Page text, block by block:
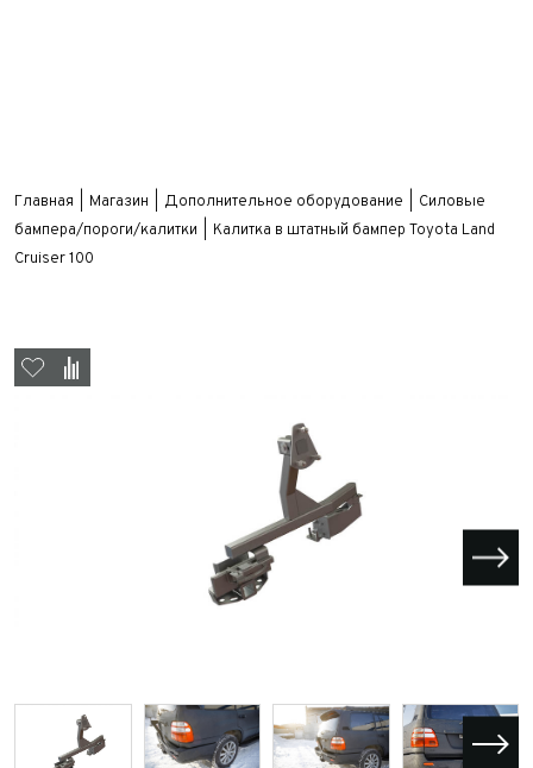
Главная Магазин Дополнительное оборудование
Силовые
бампера/пороги/калитки
Калитка в штатный бампер Toyota Land
Cruiser 100